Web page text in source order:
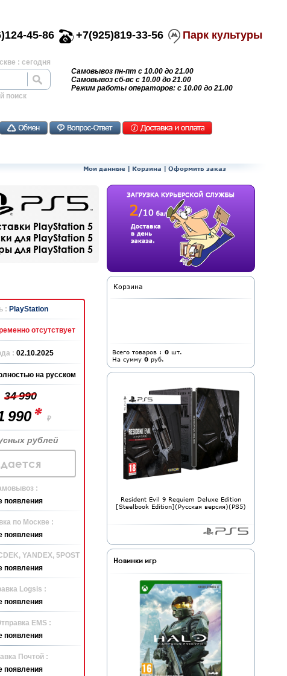
45-86 +7(925)819-33-56 Парк культуры
: сегодня
поиск
Самовывоз пн-пт с 10.00 до 21.00
Самовывоз сб-вс с 10.00 до 21.00
Режим работы операторов: с 10.00 до 21.00
Мои данные | Корзина | Оформить заказ
PlayStation 5
для PlayStation 5
для PlayStation 5
: PlayStation
отсутствует
: 02.10.2025
на русском
34 990
990* ₽
рублей
:
появления
по Москве :
появления
YANDEX, 5POST
появления
Logsis :
появления
EMS :
появления
Почтой :
появления
Корзина
Всего товаров : 0 шт.
На сумму 0 руб.
Resident Evil 9 Requiem Deluxe Edition
[Steelbook Edition](Русская версия)(PS5)
Новинки игр